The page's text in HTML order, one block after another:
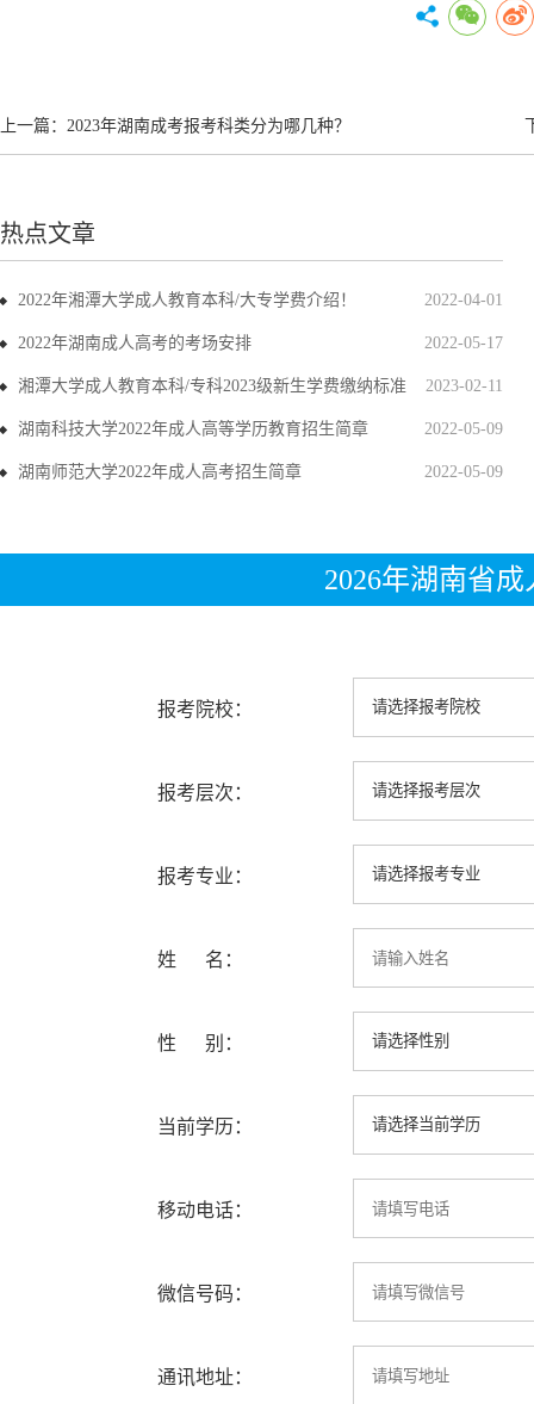
上一篇： 2023年湖南成考报考科类分为哪几种？
热点文章
2022-04-01
2022年湘潭大学成人教育本科/大专学费介绍！
2022-05-17
2022年湖南成人高考的考场安排
2023-02-11
湘潭大学成人教育本科/专科2023级新生学费缴纳标准
2022-05-09
湖南科技大学2022年成人高等学历教育招生简章
2022-05-09
湖南师范大学2022年成人高考招生简章
2026年湖南省
报考院校：
报考层次：
报考专业：
姓 名：
性 别：
当前学历：
移动电话：
微信号码：
通讯地址：